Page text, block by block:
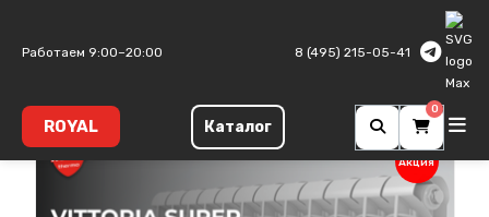
Работаем 9:00–20:00 8 (495) 215-05-41
ROYAL Каталог
0
Vittoria Super
Акция